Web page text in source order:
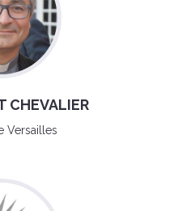
CHEVALIER
Versailles